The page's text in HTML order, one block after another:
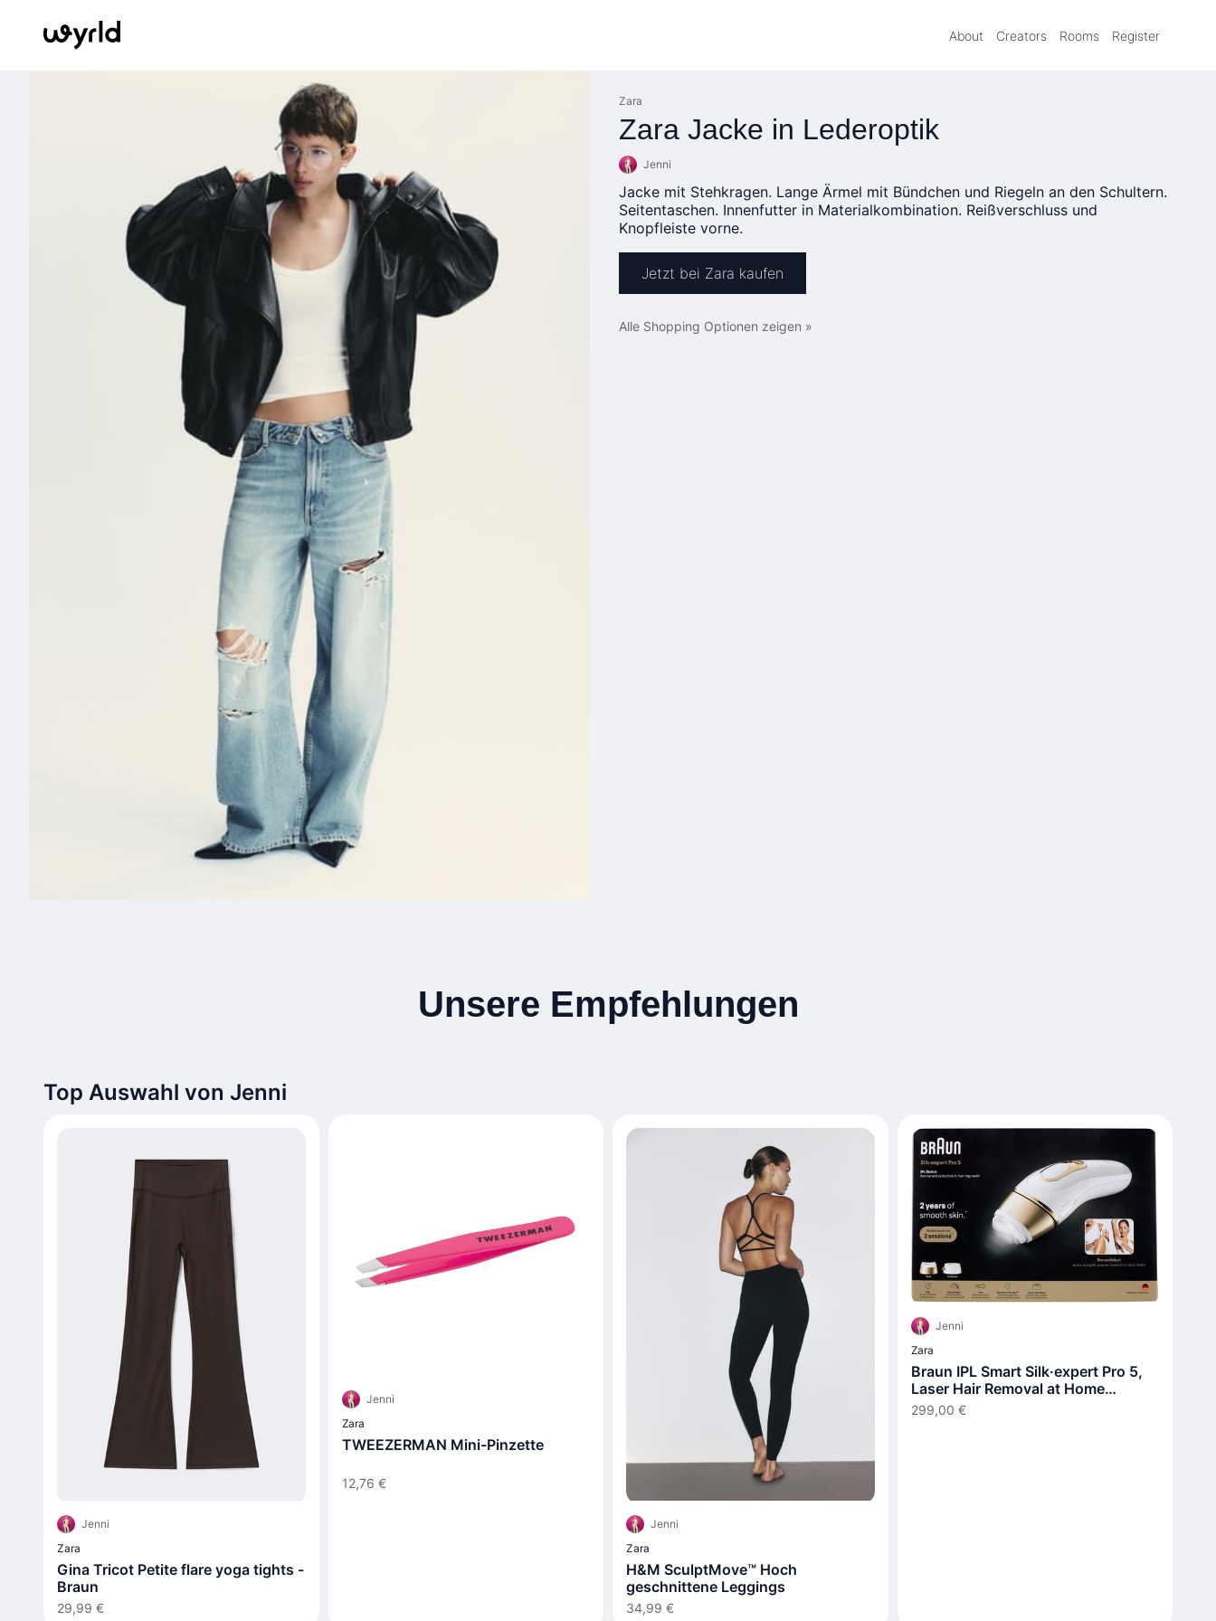
About Creators Rooms Register
Zara
Zara Jacke in Lederoptik
Jenni
Jacke mit Stehkragen. Lange Ärmel mit Bündchen und Riegeln an den Schultern.
Seitentaschen. Innenfutter in Materialkombination. Reißverschluss und
Knopfleiste vorne.
Jetzt bei Zara kaufen
Alle Shopping Optionen zeigen »
Unsere Empfehlungen
Top Auswahl von Jenni
Jenni
Zara
Gina Tricot Petite flare yoga tights -
Braun
29,99 €
Jenni
Zara
TWEEZERMAN Mini-Pinzette
12,76 €
Jenni
Zara
H&M SculptMove™ Hoch
geschnittene Leggings
34,99 €
Jenni
Zara
Braun IPL Smart Silk·expert Pro 5,
Laser Hair Removal at Home
PL5210
299,00 €